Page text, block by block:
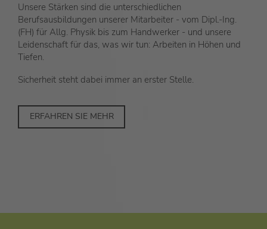
Unsere Stärken sind die unterschiedlichen
Berufsausbildungen unserer Mitarbeiter - vom Dipl.-Ing.
(FH) für Allg. Physik bis zum Handwerker - und unsere
Leidenschaft für das, was wir tun: Arbeiten in Höhen und
Tiefen.
Sicherheit steht dabei immer an erster Stelle.
ERFAHREN SIE MEHR